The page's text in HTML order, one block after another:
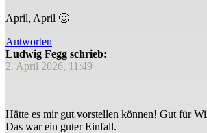
April, April 🙂
Antworten
Ludwig Fegg schrieb:
2. April 2026, 11:49
Hätte es mir gut vorstellen können! Gut für
Das war ein guter Einfall.